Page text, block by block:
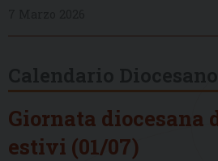
Giornata diocesana
estivi (01/07)